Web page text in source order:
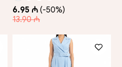
6.95 ₼ (-50%)
13.90 ₼